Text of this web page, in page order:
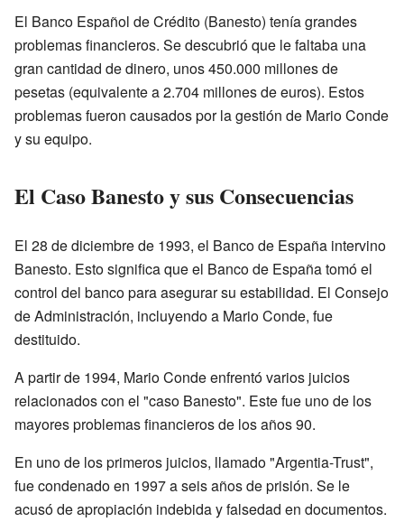
El Banco Español de Crédito (Banesto) tenía grandes
problemas financieros. Se descubrió que le faltaba una
gran cantidad de dinero, unos 450.000 millones de
pesetas (equivalente a 2.704 millones de euros). Estos
problemas fueron causados por la gestión de Mario Conde
y su equipo.
El Caso Banesto y sus Consecuencias
El 28 de diciembre de 1993, el Banco de España intervino
Banesto. Esto significa que el Banco de España tomó el
control del banco para asegurar su estabilidad. El Consejo
de Administración, incluyendo a Mario Conde, fue
destituido.
A partir de 1994, Mario Conde enfrentó varios juicios
relacionados con el "caso Banesto". Este fue uno de los
mayores problemas financieros de los años 90.
En uno de los primeros juicios, llamado "Argentia-Trust",
fue condenado en 1997 a seis años de prisión. Se le
acusó de apropiación indebida y falsedad en documentos.